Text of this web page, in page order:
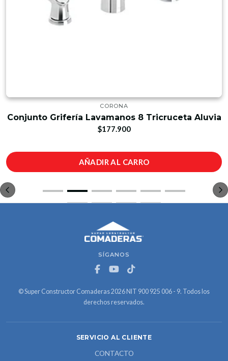
CORONA
Conjunto Grifería Lavamanos 8 Tricruceta Aluvia
$177.900
AÑADIR AL CARRO
SÍGANOS
© Super Constructor Comaderas 2026 NIT 900 925 006 - 9. Todos los
derechos reservados.
SERVICIO AL CLIENTE
CONTACTO